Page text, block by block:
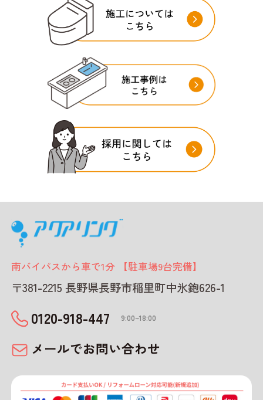
南バイパスから車で1分 【駐車場9台完備】
〒381-2215 長野県長野市稲里町中氷鉋626-1
0120-918-447 9:00~18:00
メールでお問い合わせ